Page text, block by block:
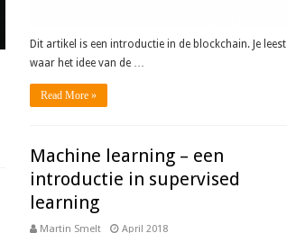
Dit artikel is een introductie in de blockchain. Je leest
waar het idee van de …
Read More »
Machine learning – een
introductie in supervised
learning
Martin Smelt April 2018